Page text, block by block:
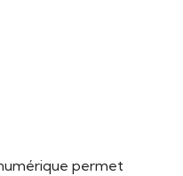
permet